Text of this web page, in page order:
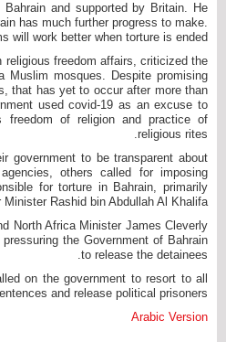
and supported by Britain. He
has much further progress to make.
will work better when torture is ended."
religious freedom affairs, criticized the
Muslim mosques. Despite promising
that has yet to occur after more than
used covid-19 as an excuse to
of religion and practice of
religious rites.
government to be transparent about
others called for imposing
for torture in Bahrain, primarily
Minister Rashid bin Abdullah Al Khalifa.
North Africa Minister James Cleverly
the Government of Bahrain
to release the detainees.
on the government to resort to all
and release political prisoners.
Arabic Version